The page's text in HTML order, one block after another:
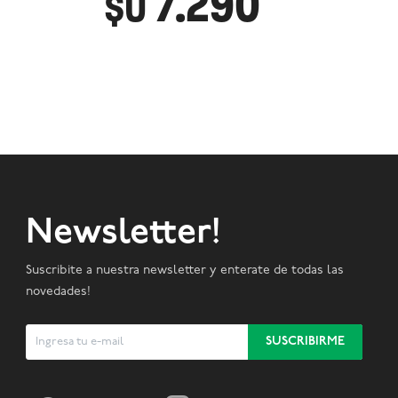
Newsletter!
Suscribite a nuestra newsletter y enterate de todas las
novedades!
SUSCRIBIRME